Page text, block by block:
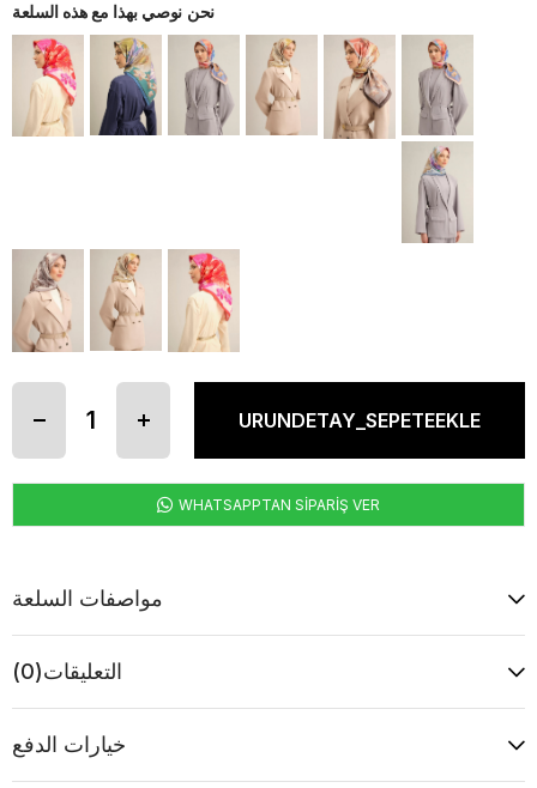
نحن نوصي بهذا مع هذه السلعة
WHATSAPPTAN SİPARİŞ VER
مواصفات السلعة
التعليقات(0)
خيارات الدفع